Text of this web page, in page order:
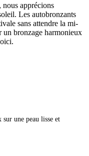
nous apprécions
Les autobronzants
sans attendre la mi-
un bronzage harmonieux
une peau lisse et